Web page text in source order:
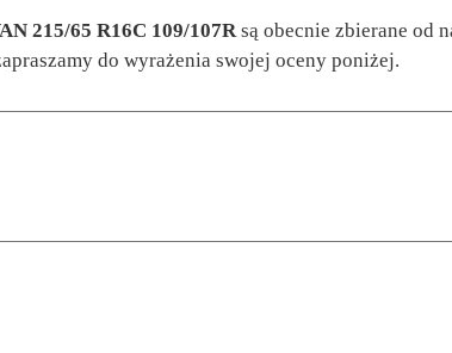
215/65 R16C 109/107Rsą obecnie zbierane od
do wyrażenia swojej oceny poniżej.